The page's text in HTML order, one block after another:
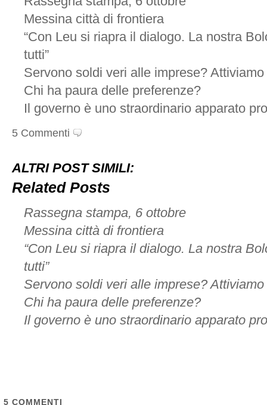
Messina città di frontiera
“Con Leu si riapra il dialogo. La nostra
tutti”
Servono soldi veri alle imprese?
Chi ha paura delle preferenze?
Il governo è uno straordinario apparato
5 Commenti
ALTRI POST SIMILI:
Related Posts
Rassegna stampa, 6 ottobre
Messina città di frontiera
“Con Leu si riapra il dialogo. La nostra
tutti”
Servono soldi veri alle imprese?
Chi ha paura delle preferenze?
Il governo è uno straordinario apparato
5 COMMENTI